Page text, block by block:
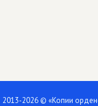
2013-2026 © «Копии